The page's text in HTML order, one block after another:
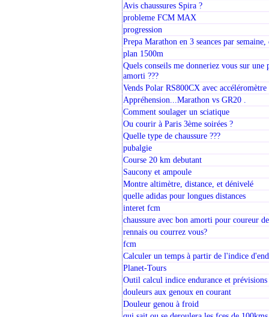
Avis chaussures Spira ?
probleme FCM MAX
progression
Prepa Marathon en 3 seances par
plan 1500m
Quels conseils me donneriez vous sur une
amorti ???
Vends Polar RS800CX avec accéléromètre
Appréhension...Marathon vs GR20 .
Comment soulager un sciatique
Ou courir à Paris 3ème soirées ?
Quelle type de chaussure ???
pubalgie
Course 20 km debutant
Saucony et ampoule
Montre altimètre, distance, et dénivelé
quelle adidas pour longues distances
interet fcm
chaussure avec bon amorti pour coureur
rennais ou courrez vous?
fcm
Calculer un temps à partir de l'indice
Planet-Tours
Outil calcul indice endurance et prévisions
douleurs aux genoux en courant
Douleur genou à froid